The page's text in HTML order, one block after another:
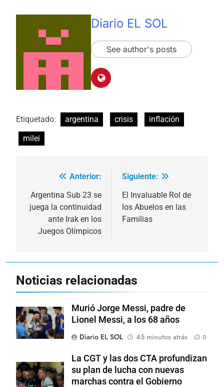
Diario EL SOL
See author's posts
Etiquetado: argentina crisis
inflación
milei
Navegación
de
entradas
Anterior:
Argentina Sub 23 se
juega la continuidad
ante Irak en los
Juegos Olímpicos
Siguiente:
El Invaluable Rol de
los Abuelos en las
Familias
Noticias relacionadas
Murió Jorge Messi, padre de
Lionel Messi, a los 68 años
Diario EL SOL
45 minutos atrás 0
La CGT y las dos CTA profundizan
su plan de lucha con nuevas
marchas contra el Gobierno